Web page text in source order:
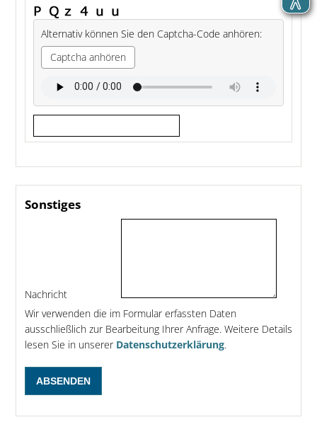
Alternativ können Sie den Captcha-Code anhören:
Captcha anhören
Sonstiges
Nachricht
Wir verwenden die im Formular erfassten Daten
ausschließlich zur Bearbeitung Ihrer Anfrage. Weitere Details
lesen Sie in unserer Datenschutzerklärung.